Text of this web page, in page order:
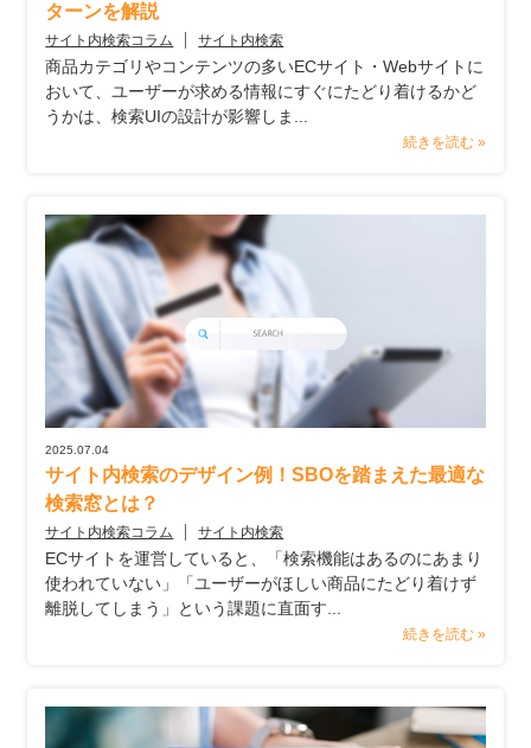
ターンを解説
サイト内検索コラム サイト内検索
商品カテゴリやコンテンツの多いECサイト・Webサイトに
おいて、ユーザーが求める情報にすぐにたどり着けるかど
うかは、検索UIの設計が影響しま...
続きを読む »
2025.07.04
サイト内検索のデザイン例！SBOを踏まえた最適な
検索窓とは？
サイト内検索コラム サイト内検索
ECサイトを運営していると、「検索機能はあるのにあまり
使われていない」「ユーザーがほしい商品にたどり着けず
離脱してしまう」という課題に直面す...
続きを読む »